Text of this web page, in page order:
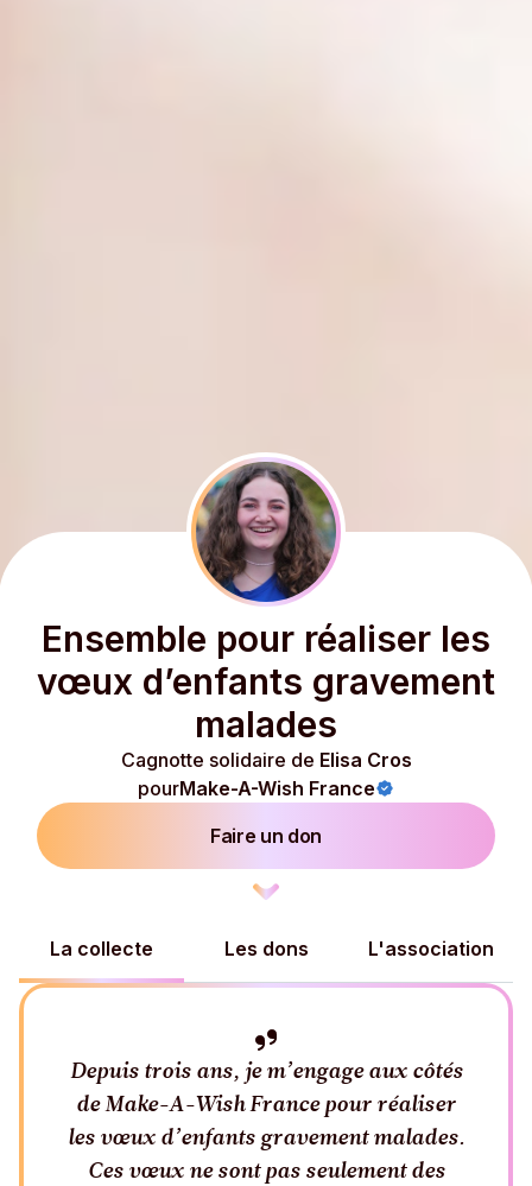
Ensemble pour réaliser les
vœux d’enfants gravement
malades
Cagnotte solidaire de Elisa Cros
pourMake-A-Wish France
Faire un don
La collecte Les dons L'association
Depuis trois ans, je m’engage aux côtés
de Make-A-Wish France pour réaliser
les vœux d’enfants gravement malades.
Ces vœux ne sont pas seulement des